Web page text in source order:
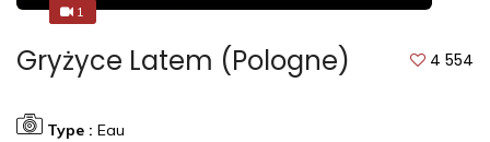
1
1
Gryżyce Latem (Pologne) 4 554
Type : Eau